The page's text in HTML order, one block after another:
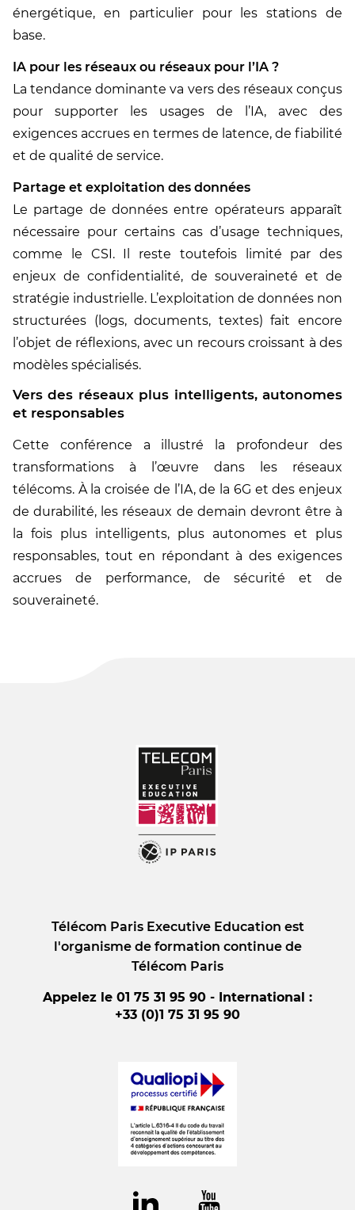
énergétique, en particulier pour les stations de
base.
IA pour les réseaux ou réseaux pour l’IA ?
La tendance dominante va vers des réseaux conçus
pour supporter les usages de l’IA, avec des
exigences accrues en termes de latence, de fiabilité
et de qualité de service.
Partage et exploitation des données
Le partage de données entre opérateurs apparaît
nécessaire pour certains cas d’usage techniques,
comme le CSI. Il reste toutefois limité par des
enjeux de confidentialité, de souveraineté et de
stratégie industrielle. L’exploitation de données non
structurées (logs, documents, textes) fait encore
l’objet de réflexions, avec un recours croissant à des
modèles spécialisés.
Vers des réseaux plus intelligents, autonomes
et responsables
Cette conférence a illustré la profondeur des
transformations à l’œuvre dans les réseaux
télécoms. À la croisée de l’IA, de la 6G et des enjeux
de durabilité, les réseaux de demain devront être à
la fois plus intelligents, plus autonomes et plus
responsables, tout en répondant à des exigences
accrues de performance, de sécurité et de
souveraineté.
Télécom Paris Executive Education est
l'organisme de formation continue de
Télécom Paris
Appelez le 01 75 31 95 90 - International :
+33 (0)1 75 31 95 90